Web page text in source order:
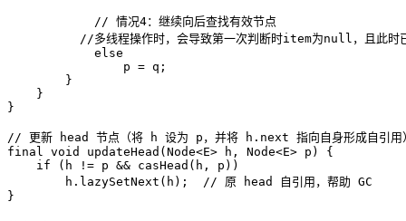
// 情况4：继续向后查找有效节点
//多线程操作时，会导致第一次判断时item为null，且此时
else
                p = q;
        }
    }
}
// 更新 head 节点（将 h 设为 p，并将 h.next 指向自身形成自引
final void updateHead (Node<E> h, Node<E> p)
{
if (h != p && casHead(h, p))
        h.lazySetNext(h);
// 原 head 自引用，帮助 GC